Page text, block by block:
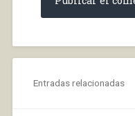
Entradas relacionadas